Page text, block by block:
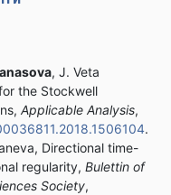
, J. Veta
the Stockwell
Applicable Analysis,
.
Directional time-
regularity, Bulettin of
Society,